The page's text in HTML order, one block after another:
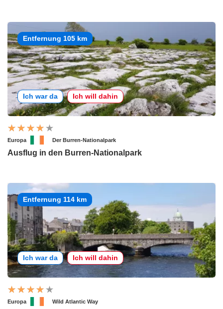
Entfernung 105 km
Ich war da Ich will dahin
Europa Der Burren-Nationalpark
Ausflug in den Burren-Nationalpark
Entfernung 114 km
Ich war da Ich will dahin
Europa Wild Atlantic Way